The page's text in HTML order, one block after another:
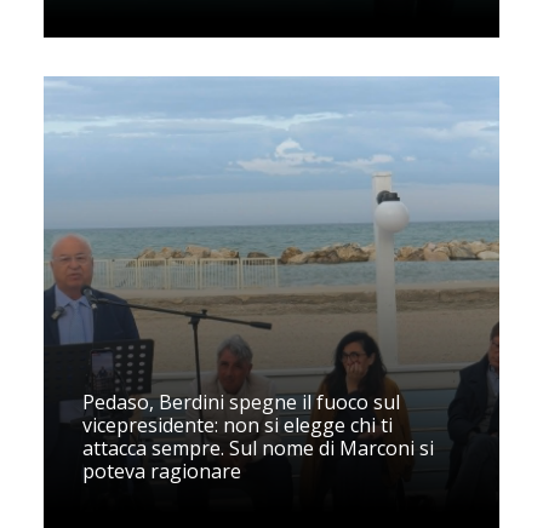
Pedaso, Berdini spegne il fuoco sul
vicepresidente: non si elegge chi ti
attacca sempre. Sul nome di Marconi si
poteva ragionare